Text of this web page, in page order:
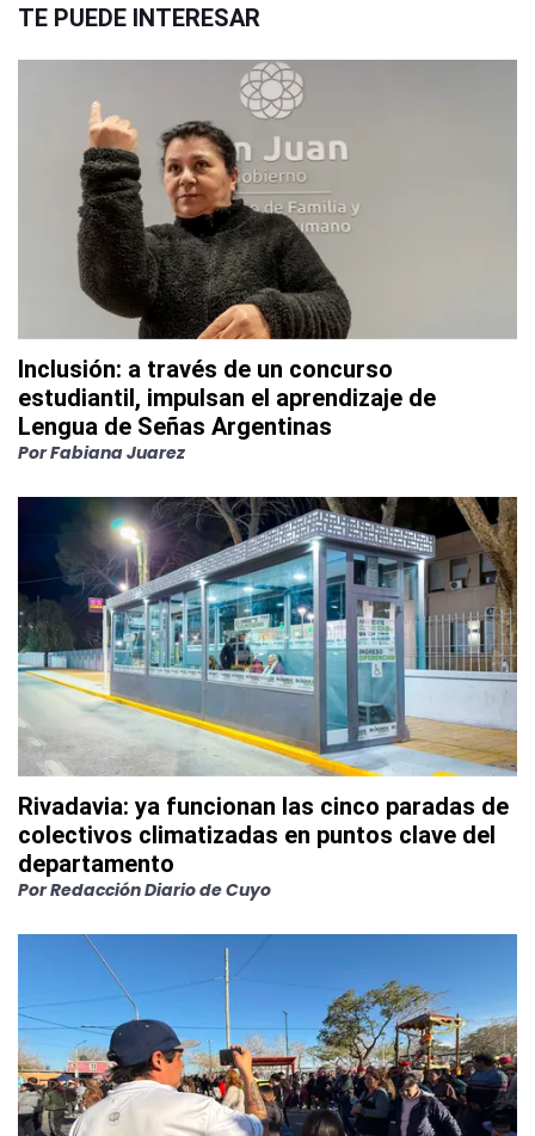
TE PUEDE INTERESAR
Inclusión: a través de un concurso
estudiantil, impulsan el aprendizaje de
Lengua de Señas Argentinas
PorFabiana Juarez
Rivadavia: ya funcionan las cinco paradas de
colectivos climatizadas en puntos clave del
departamento
PorRedacción Diario de Cuyo